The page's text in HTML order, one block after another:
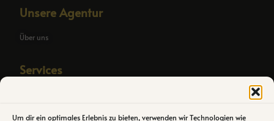
Um dir ein optimales Erlebnis zu bieten, verwenden wir Technologien wie
Unsere Agentur
Über uns
Services